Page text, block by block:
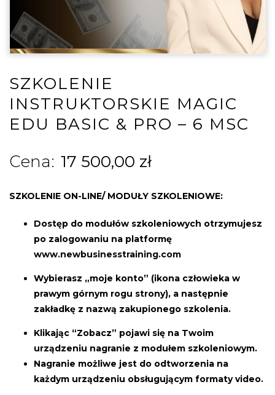
SZKOLENIE
INSTRUKTORSKIE MAGIC
EDU BASIC & PRO – 6 MSC
17 500,00 zł
SZKOLENIE ON-LINE/ MODUŁY SZKOLENIOWE:
Dostęp do modułów szkoleniowych otrzymujesz
po zalogowaniu na platformę
www.newbusinesstraining.com
Wybierasz „moje konto” (ikona człowieka w
prawym górnym rogu strony), a następnie
zakładkę z nazwą zakupionego szkolenia.
Klikając “Zobacz” pojawi się na Twoim
urządzeniu nagranie z modułem szkoleniowym.
Nagranie możliwe jest do odtworzenia na
każdym urządzeniu obsługującym formaty video.